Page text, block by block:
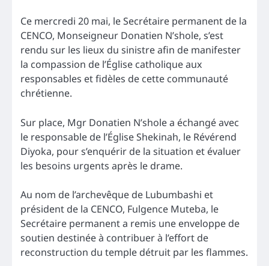
Ce mercredi 20 mai, le Secrétaire permanent de la
CENCO, Monseigneur Donatien N’shole, s’est
rendu sur les lieux du sinistre afin de manifester
la compassion de l’Église catholique aux
responsables et fidèles de cette communauté
chrétienne.
Sur place, Mgr Donatien N’shole a échangé avec
le responsable de l’Église Shekinah, le Révérend
Diyoka, pour s’enquérir de la situation et évaluer
les besoins urgents après le drame.
Au nom de l’archevêque de Lubumbashi et
président de la CENCO, Fulgence Muteba, le
Secrétaire permanent a remis une enveloppe de
soutien destinée à contribuer à l’effort de
reconstruction du temple détruit par les flammes.